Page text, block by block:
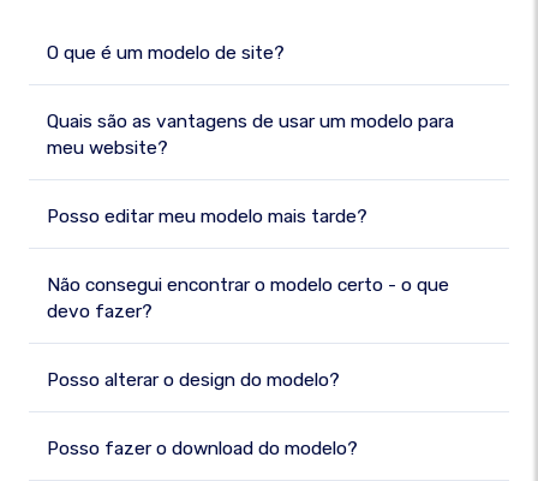
O que é um modelo de site?
Quais são as vantagens de usar um modelo para
meu website?
Posso editar meu modelo mais tarde?
Não consegui encontrar o modelo certo - o que
devo fazer?
Posso alterar o design do modelo?
Posso fazer o download do modelo?